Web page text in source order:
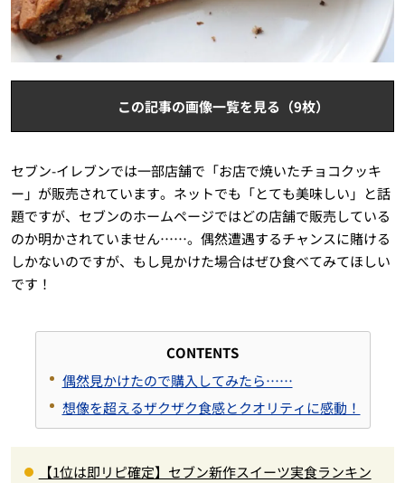
この記事の画像一覧を見る（9枚）
セブン-イレブンでは一部店舗で「お店で焼いたチョコクッキ
ー」が販売されています。ネットでも「とても美味しい」と話
題ですが、セブンのホームページではどの店舗で販売している
のか明かされていません……。偶然遭遇するチャンスに賭ける
しかないのですが、もし見かけた場合はぜひ食べてみてほしい
です！
CONTENTS
偶然見かけたので購入してみたら……
想像を超えるザクザク食感とクオリティに感動！
【1位は即リピ確定】セブン新作スイーツ実食ランキン